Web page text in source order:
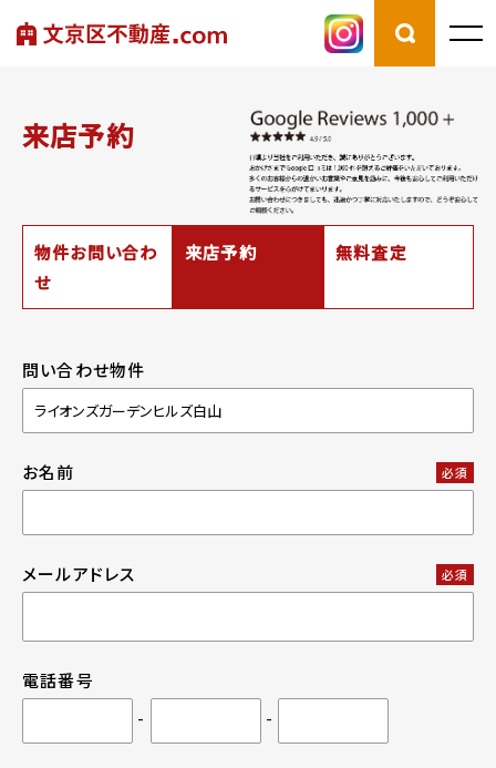
来店予約
物件お問い合わ
せ
来店予約 無料査定
問い合わせ物件
お名前 必須
メールアドレス 必須
電話番号
-
-